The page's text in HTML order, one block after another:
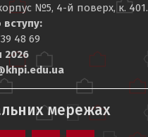
№5, 4-й поверх, к. 401.
48 69
2026
мережах